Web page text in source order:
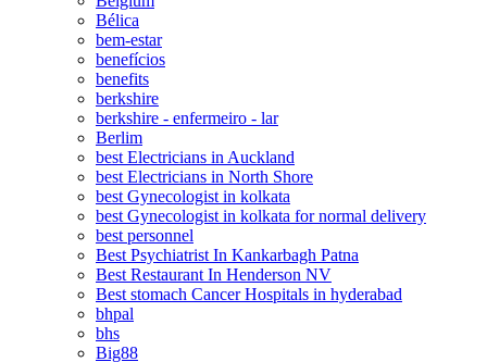
Bélica
bem-estar
benefícios
benefits
berkshire
berkshire - enfermeiro - lar
Berlim
best Electricians in Auckland
best Electricians in North Shore
best Gynecologist in kolkata
best Gynecologist in kolkata for normal delivery
best personnel
Best Psychiatrist In Kankarbagh Patna
Best Restaurant In Henderson NV
Best stomach Cancer Hospitals in hyderabad
bhpal
bhs
Big88